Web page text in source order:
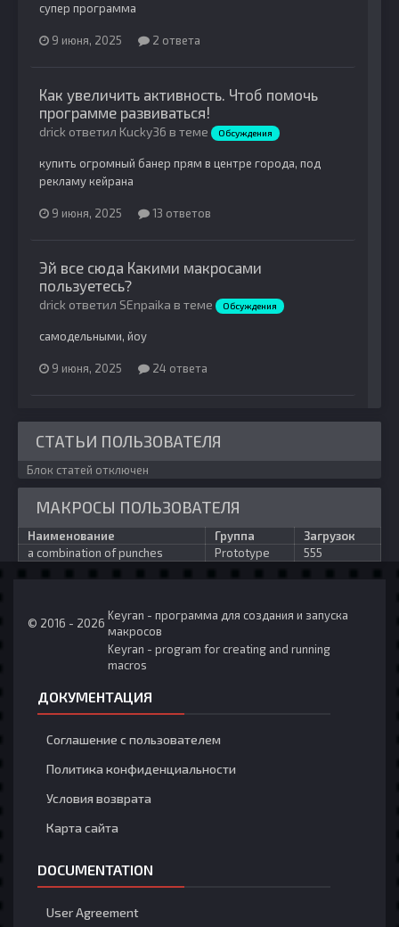
супер программа
9 июня, 2025 2 ответа
Как увеличить активность. Чтоб помочь
программе развиваться!
drick ответил Kucky36 в теме Обсуждения
купить огромный банер прям в центре города, под
рекламу кейрана
9 июня, 2025 13 ответов
Эй все сюда Какими макросами
пользуетесь?
drick ответил SEnpaika в теме Обсуждения
самодельными, йоу
9 июня, 2025 24 ответа
СТАТЬИ ПОЛЬЗОВАТЕЛЯ
Блок статей отключен
МАКРОСЫ ПОЛЬЗОВАТЕЛЯ
Наименование Группа
Загрузок
a combination of punches
Prototype 555
© 2016 - 2026
Keyran - программа для создания и запуска
макросов
Keyran - program for creating and running
macros
ДОКУМЕНТАЦИЯ
Соглашение с пользователем
Политика конфиденциальности
Условия возврата
Карта сайта
DOCUMENTATION
User Agreement